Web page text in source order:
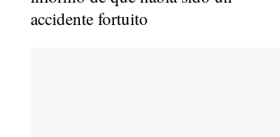
accidente fortuito